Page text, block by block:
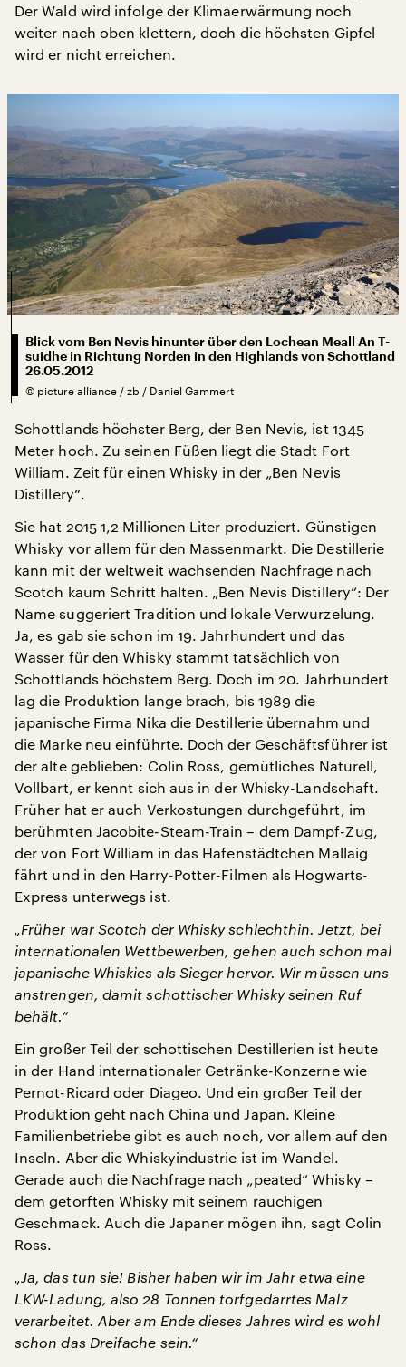
Der Wald wird infolge der Klimaerwärmung noch
weiter nach oben klettern, doch die höchsten Gipfel
wird er nicht erreichen.
Blick vom Ben Nevis hinunter über den Lochean Meall An T-
suidhe in Richtung Norden in den Highlands von Schottland
26.05.2012
© picture alliance / zb / Daniel Gammert
Schottlands höchster Berg, der Ben Nevis, ist 1345
Meter hoch. Zu seinen Füßen liegt die Stadt Fort
William. Zeit für einen Whisky in der „Ben Nevis
Distillery“.
Sie hat 2015 1,2 Millionen Liter produziert. Günstigen
Whisky vor allem für den Massenmarkt. Die Destillerie
kann mit der weltweit wachsenden Nachfrage nach
Scotch kaum Schritt halten. „Ben Nevis Distillery“: Der
Name suggeriert Tradition und lokale Verwurzelung.
Ja, es gab sie schon im 19. Jahrhundert und das
Wasser für den Whisky stammt tatsächlich von
Schottlands höchstem Berg. Doch im 20. Jahrhundert
lag die Produktion lange brach, bis 1989 die
japanische Firma Nika die Destillerie übernahm und
die Marke neu einführte. Doch der Geschäftsführer ist
der alte geblieben: Colin Ross, gemütliches Naturell,
Vollbart, er kennt sich aus in der Whisky-Landschaft.
Früher hat er auch Verkostungen durchgeführt, im
berühmten Jacobite-Steam-Train – dem Dampf-Zug,
der von Fort William in das Hafenstädtchen Mallaig
fährt und in den Harry-Potter-Filmen als Hogwarts-
Express unterwegs ist.
„Früher war Scotch der Whisky schlechthin. Jetzt, bei
internationalen Wettbewerben, gehen auch schon mal
japanische Whiskies als Sieger hervor. Wir müssen uns
anstrengen, damit schottischer Whisky seinen Ruf
behält.“
Ein großer Teil der schottischen Destillerien ist heute
in der Hand internationaler Getränke-Konzerne wie
Pernot-Ricard oder Diageo. Und ein großer Teil der
Produktion geht nach China und Japan. Kleine
Familienbetriebe gibt es auch noch, vor allem auf den
Inseln. Aber die Whiskyindustrie ist im Wandel.
Gerade auch die Nachfrage nach „peated“ Whisky –
dem getorften Whisky mit seinem rauchigen
Geschmack. Auch die Japaner mögen ihn, sagt Colin
Ross.
„Ja, das tun sie! Bisher haben wir im Jahr etwa eine
LKW-Ladung, also 28 Tonnen torfgedarrtes Malz
verarbeitet. Aber am Ende dieses Jahres wird es wohl
schon das Dreifache sein.“